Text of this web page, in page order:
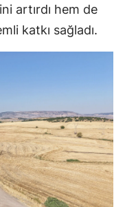
artırdı hem de
katkı sağladı.